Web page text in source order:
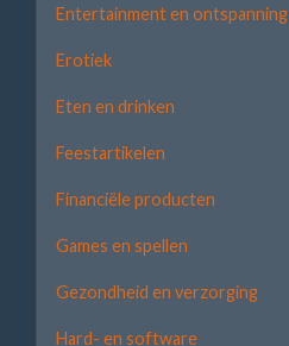
Entertainment en ontspanning
Erotiek
Eten en drinken
Feestartikelen
Financiële producten
Games en spellen
Gezondheid en verzorging
Hard- en software